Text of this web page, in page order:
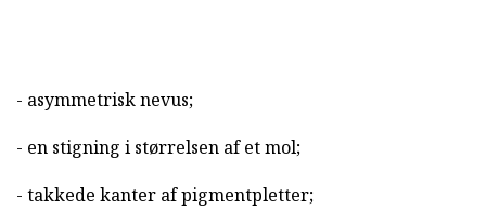
- asymmetrisk nevus;
- en stigning i størrelsen af et mol;
- takkede kanter af pigmentpletter;